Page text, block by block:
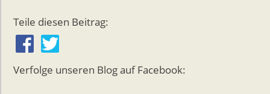
Teile diesen Beitrag:
Verfolge unseren Blog auf Facebook: